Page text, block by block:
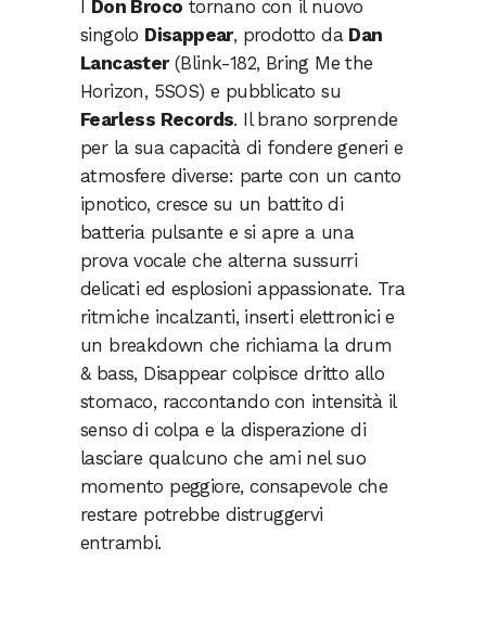
Don Broco tornano con il nuovo
singolo Disappear, prodotto da Dan
Lancaster(Blink-182, Bring Me the
Horizon, 5SOS) e pubblicato su
Fearless Records. Il brano sorprende
per la sua capacità di fondere generi e
atmosfere diverse: parte con un canto
ipnotico, cresce su un battito di
batteria pulsante e si apre a una
prova vocale che alterna sussurri
delicati ed esplosioni appassionate. Tra
ritmiche incalzanti, inserti elettronici e
un breakdown che richiama la drum
& bass, Disappear colpisce dritto allo
stomaco, raccontando con intensità il
senso di colpa e la disperazione di
lasciare qualcuno che ami nel suo
momento peggiore, consapevole che
restare potrebbe distruggervi
entrambi.